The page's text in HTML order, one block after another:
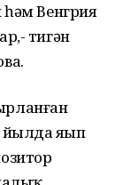
һәм Венгрия
тигән
яҙып